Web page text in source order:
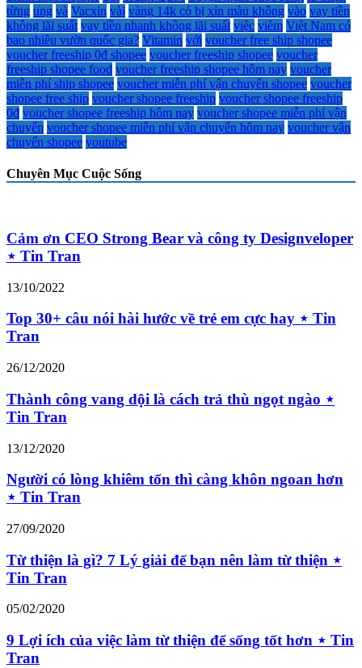
từng ung và Vacxin vài vàng 14k có bị xỉn màu không vào vay tiền
không lãi suất vay tiền nhanh không lãi suất việc viêm Việt Nam có
bao nhiêu vườn quốc gia? Vitamin với voucher free ship shopee
voucher freeship 0đ shopee voucher freeship shopee voucher
freeship shopee food voucher freeship shopee hôm nay voucher
miễn phí ship shopee voucher miễn phí vận chuyển shopee voucher
shopee free ship voucher shopee freeship voucher shopee freeship
0đ voucher shopee freeship hôm nay voucher shopee miễn phí vận
chuyển voucher shopee miễn phí vận chuyển hôm nay voucher vận
chuyển shopee youtube
Chuyên Mục Cuộc Sống
Cảm ơn CEO Strong Bear và công ty Designveloper
⋆ Tin Tran
13/10/2022
Top 30+ câu nói hài hước về trẻ em cực hay ⋆ Tin
Tran
26/12/2020
Thành công vang dội là cách trả thù ngọt ngào ⋆
Tin Tran
13/12/2020
Người có lòng khiêm tốn thì càng khôn ngoan hơn
⋆ Tin Tran
27/09/2020
Từ thiện là gì? 7 Lý giải để bạn nên làm từ thiện ⋆
Tin Tran
05/02/2020
9 Lợi ích của việc làm từ thiện để sống tốt hơn ⋆ Tin
Tran